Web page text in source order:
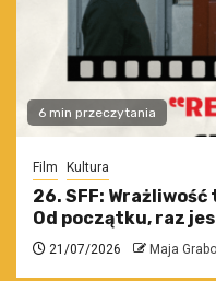
6 min przeczytania
Film Kultura
26. SFF:
Od początku, raz
21/07/2026 Maja